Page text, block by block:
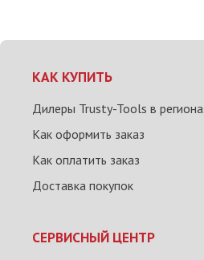
КАК КУПИТЬ
Дилеры Trusty-Tools в
Как оформить заказ
Как оплатить заказ
Доставка покупок
СЕРВИСНЫЙ ЦЕНТР